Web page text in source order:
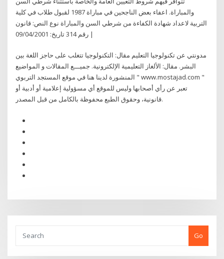
والمباراة. اعفاء بعض الناجحين في مباراة 1987 لقبول طلاب في كلية
التربية لاعداد شهادة الكفاءة من شرطي السن والمباراة نوع النص: قانون
| رقم 314 تاريخ: 09/04/2001
مدونتي عن تكنولوجيا التعليم مقال: التكنولوجيا تتغلب على حاجز اللغة بين
البشر. مقال: الألغاز التعليمية الإلكترونية. جميـــع المقالات و المواضيع
المنشورة لدينا هنا في موقع المستجد التربوي " www.mostajad.com "
تعبر عن رأي أصحابها وليس للموقع أي مسؤولية إعلامية أو أدبية أو
قانونية، وحقوق الطبع محفوظة بالكامل من قبل المصدر.
Go